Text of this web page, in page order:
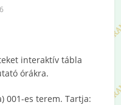
interaktív tábla
órákra.
001-es terem. Tartja: